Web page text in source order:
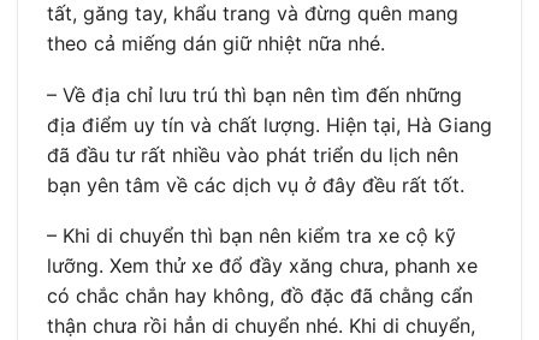
tất, găng tay, khẩu trang và đừng quên mang
theo cả miếng dán giữ nhiệt nữa nhé.
– Về địa chỉ lưu trú thì bạn nên tìm đến những
địa điểm uy tín và chất lượng. Hiện tại, Hà Giang
đã đầu tư rất nhiều vào phát triển du lịch nên
bạn yên tâm về các dịch vụ ở đây đều rất tốt.
– Khi di chuyển thì bạn nên kiểm tra xe cộ kỹ
lưỡng. Xem thử xe đổ đầy xăng chưa, phanh xe
có chắc chắn hay không, đồ đặc đã chằng cẩn
thận chưa rồi hẳn di chuyển nhé. Khi di chuyển,